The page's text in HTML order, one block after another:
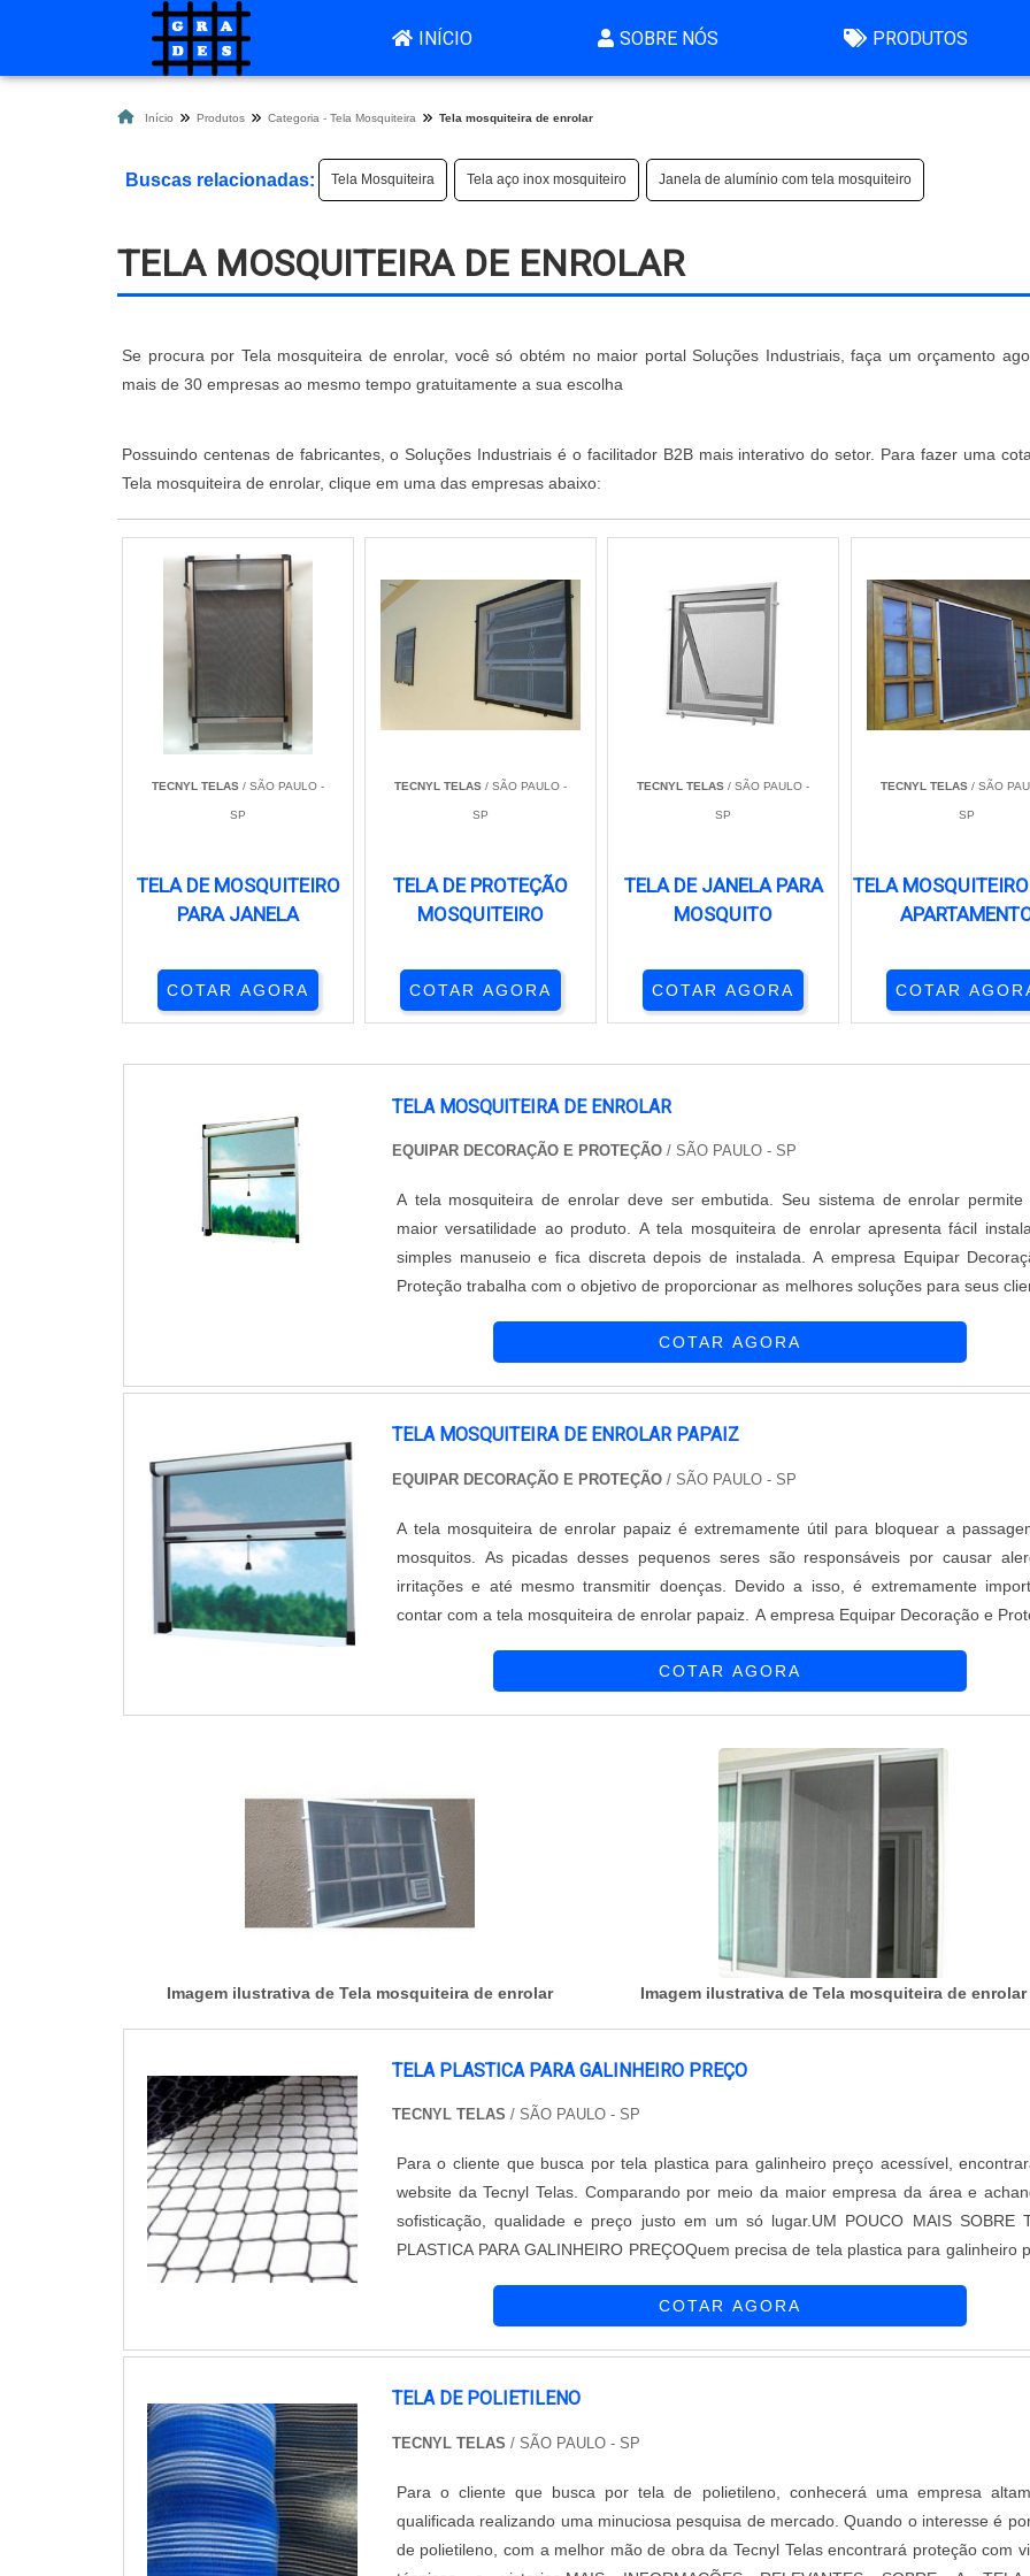
INÍCIO SOBRE NÓS PRODUTOS
Início Produtos Categoria - Tela Mosquiteira Tela mosquiteira de enrolar
Buscas relacionadas: Tela Mosquiteira Tela aço inox mosquiteiro Janela de alumínio com tela mosquiteiro
TELA MOSQUITEIRA DE ENROLAR
Se procura por Tela mosquiteira de enrolar, você só obtém no maior portal Soluções Industriais, faça um orçamento
mais de 30 empresas ao mesmo tempo gratuitamente a sua escolha
Possuindo centenas de fabricantes, o Soluções Industriais é o facilitador B2B mais interativo do setor. Para fazer uma
Tela mosquiteira de enrolar, clique em uma das empresas abaixo:
TECNYL TELAS / SÃO PAULO -
SP
TELA DE MOSQUITEIRO
PARA JANELA
COTAR AGORA
TECNYL TELAS / SÃO PAULO -
SP
TELA DE PROTEÇÃO
MOSQUITEIRO
COTAR AGORA
TECNYL TELAS / SÃO PAULO -
SP
TELA DE JANELA PARA
MOSQUITO
COTAR AGORA
TECNYL TELAS/ SÃO
SP
TELA
COTAR
TELA MOSQUITEIRA DE ENROLAR
EQUIPAR DECORAÇÃO E PROTEÇÃO / SÃO PAULO - SP
A tela mosquiteira de enrolar deve ser embutida. Seu sistema de enrolar permite
maior versatilidade ao produto. A tela mosquiteira de enrolar apresenta fácil
simples manuseio e fica discreta depois de instalada. A empresa Equipar
Proteção trabalha com o objetivo de proporcionar as melhores soluções para seus
COTAR AGORA
TELA MOSQUITEIRA DE ENROLAR PAPAIZ
EQUIPAR DECORAÇÃO E PROTEÇÃO / SÃO PAULO - SP
A tela mosquiteira de enrolar papaiz é extremamente útil para bloquear a
mosquitos. As picadas desses pequenos seres são responsáveis por causar
irritações e até mesmo transmitir doenças. Devido a isso, é extremamente
contar com a tela mosquiteira de enrolar papaiz. A empresa Equipar Decoração e
COTAR AGORA
Imagem ilustrativa de Tela mosquiteira de enrolar Imagem ilustrativa de Tela mosquiteira de enrolar
TELA PLASTICA PARA GALINHEIRO PREÇO
TECNYL TELAS / SÃO PAULO - SP
Para o cliente que busca por tela plastica para galinheiro preço acessível,
website da Tecnyl Telas. Comparando por meio da maior empresa da área e
sofisticação, qualidade e preço justo em um só lugar.UM POUCO MAIS SOBRE
PLASTICA PARA GALINHEIRO PREÇOQuem precisa de tela plastica para galinheiro
empresa com alto know-how em concertina e geocomposto drenante,
que tenha produtos e serviços com ótima qualidade e eficiência, características
formas diferentes de demonstrar conhecimento e autoridade em sua área de
qualidade onde são realizadas as atividades; Tecnologia de ponta;
COTAR AGORA
TELA DE POLIETILENO
TECNYL TELAS / SÃO PAULO - SP
Para o cliente que busca por tela de polietileno, conhecerá uma empresa
qualificada realizando uma minuciosa pesquisa de mercado. Quando o interesse é
de polietileno, com a melhor mão de obra da Tecnyl Telas encontrará proteção com